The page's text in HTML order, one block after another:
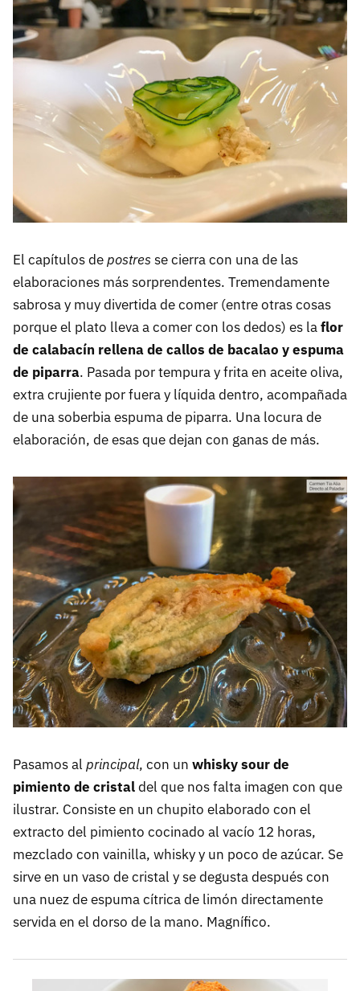
El capítulos depostresse cierra con una de las
elaboraciones más sorprendentes. Tremendamente
sabrosa y muy divertida de comer (entre otras cosas
porque el plato lleva a comer con los dedos) es laflor
de calabacín rellena de callos de bacalao y espuma
de piparra. Pasada por tempura y frita en aceite oliva,
extra crujiente por fuera y líquida dentro, acompañada
de una soberbia espuma de piparra. Una locura de
elaboración, de esas que dejan con ganas de más.
Pasamos al principal, con un whisky sour de
pimiento de cristaldel que nos falta imagen con que
ilustrar. Consiste en un chupito elaborado con el
extracto del pimiento cocinado al vacío 12 horas,
mezclado con vainilla, whisky y un poco de azúcar. Se
sirve en un vaso de cristal y se degusta después con
una nuez de espuma cítrica de limón directamente
servida en el dorso de la mano. Magnífico.